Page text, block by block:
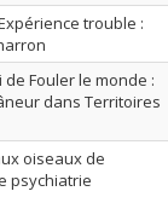
trouble :
Fouler le monde :
dans Territoires
oiseaux de
psychiatrie